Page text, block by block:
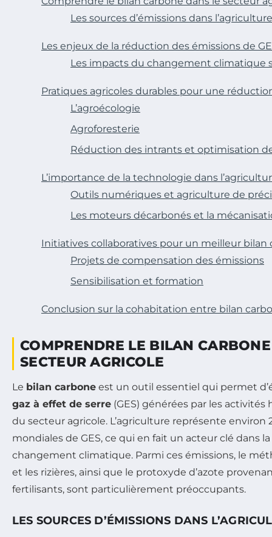
Les sources d’émissions dans l’agriculture
Les enjeux de la réduction des émissions de
Les impacts du changement climatique
Pratiques agricoles durables pour une
L’agroécologie
Agroforesterie
Réduction des intrants et optimisation
L’importance de la technologie dans
Outils numériques et agriculture de
Les moteurs décarbonés et la
Initiatives collaboratives pour un meilleur bilan
Projets de compensation des émissions
Sensibilisation et formation
Conclusion sur la cohabitation entre bilan
COMPRENDRE LE BILAN
SECTEUR AGRICOLE
Le bilan carbone est un outil essentiel qui permet
gaz à effet de serre (GES) générées par les
du secteur agricole. L’agriculture représente environ
mondiales de GES, ce qui en fait un acteur clé dans
changement climatique. Parmi ces émissions, le
et les rizières, ainsi que le protoxyde d’azote
fertilisants, sont particulièrement préoccupants.
LES SOURCES D’ÉMISSIONS DANS